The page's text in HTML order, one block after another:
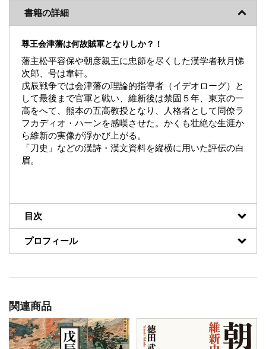
書籍の詳細
尊王会津藩は何故賊軍となりしか？！
藩主松平容保や朝彦親王に忠節を尽くした漢学者秋月悌
次郎、号は韋軒。
戊辰戦争では会津藩の理論的指導者（イデオローグ）と
して最後まで官軍と戦い、維新後は禁固５年、東京の一
高をへて、熊本の五高教授となり、人格者として同僚ラ
フカディオ・ハーンを感嘆させた。かくも壮絶な生涯か
ら維新の実像が浮かび上がる。
「刀史」などの漢詩・漢文資料を縦横に用いた評伝の白
眉。
目次
プロフィール
関連商品